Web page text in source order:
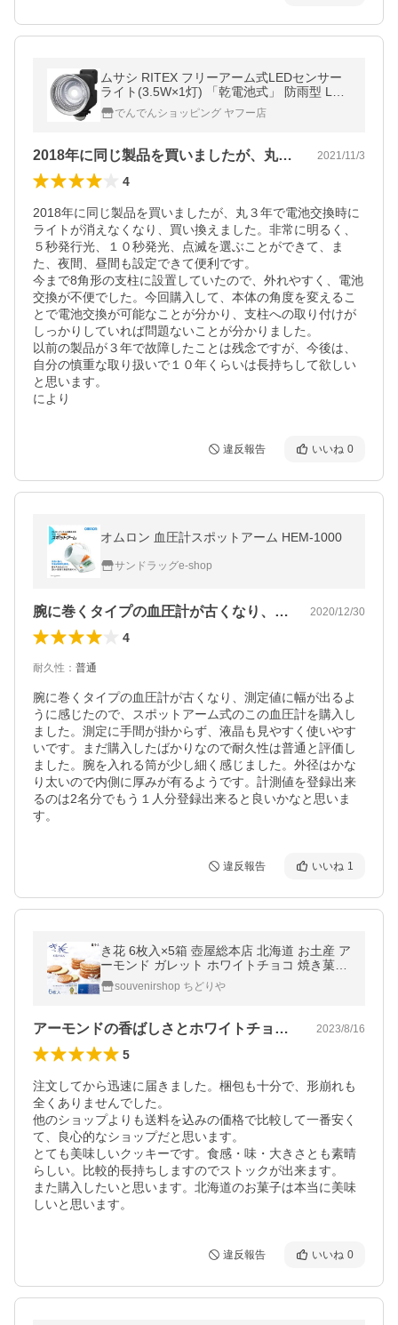
ムサシ RITEX フリーアーム式LEDセンサー
ライト(3.5W×1灯) 「乾電池式」 防雨型 LED
-135でんでんショッピング ヤフー店
2018年に同じ製品を買いましたが、丸… 2021/11/3
4
2018年に同じ製品を買いましたが、丸３年で電池交換時に
ライトが消えなくなり、買い換えました。非常に明るく、
５秒発行光、１０秒発光、点滅を選ぶことができて、ま
た、夜間、昼間も設定できて便利です。
今まで8角形の支柱に設置していたので、外れやすく、電池
交換が不便でした。今回購入して、本体の角度を変えるこ
とで電池交換が可能なことが分かり、支柱への取り付けが
しっかりしていれば問題ないことが分かりました。
以前の製品が３年で故障したことは残念ですが、今後は、
自分の慎重な取り扱いで１０年くらいは長持ちして欲しい
と思います。
により
違反報告 いいね 0
オムロン 血圧計スポットアーム HEM-1000
サンドラッグe-shop
腕に巻くタイプの血圧計が古くなり、測定… 2020/12/30
4
耐久性 ： 普通
腕に巻くタイプの血圧計が古くなり、測定値に幅が出るよ
うに感じたので、スポットアーム式のこの血圧計を購入し
ました。測定に手間が掛からず、液晶も見やすく使いやす
いです。まだ購入したばかりなので耐久性は普通と評価し
ました。腕を入れる筒が少し細く感じました。外径はかな
り太いので内側に厚みが有るようです。計測値を登録出来
るのは2名分でもう１人分登録出来ると良いかなと思いま
す。
違反報告 いいね 1
き花 6枚入×5箱 壺屋総本店 北海道 お土産 ア
ーモンド ガレット ホワイトチョコ 焼き菓子
ギフト プレゼント お取り寄せ 送料無料
souvenirshop ちどりや
アーモンドの香ばしさとホワイトチョコと 2023/8/16
5
注文してから迅速に届きました。梱包も十分で、形崩れも
全くありませんでした。
他のショップよりも送料を込みの価格で比較して一番安く
て、良心的なショップだと思います。
とても美味しいクッキーです。食感・味・大きさとも素晴
らしい。比較的長持ちしますのでストックが出来ます。
また購入したいと思います。北海道のお菓子は本当に美味
しいと思います。
違反報告 いいね 0